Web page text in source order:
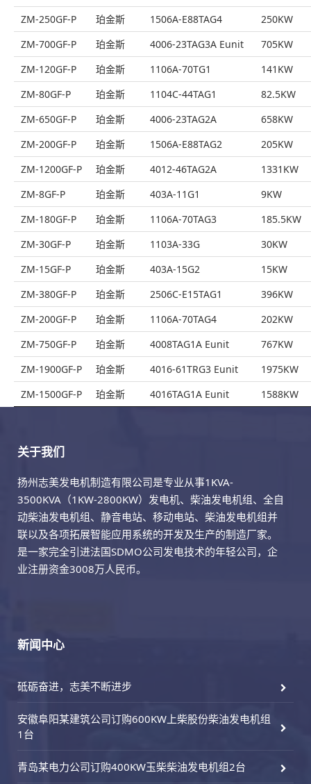
ZM-250GF-P
珀金斯 1506A-E88TAG4
250KW
ZM-700GF-P
珀金斯 4006-23TAG3A Eunit
705KW
ZM-120GF-P
珀金斯 1106A-70TG1
141KW
ZM-80GF-P
珀金斯 1104C-44TAG1
82.5KW
ZM-650GF-P
珀金斯 4006-23TAG2A
658KW
ZM-200GF-P
珀金斯 1506A-E88TAG2
205KW
ZM-1200GF-P
珀金斯 4012-46TAG2A
1331KW
ZM-8GF-P
珀金斯 403A-11G1
9KW
ZM-180GF-P
珀金斯 1106A-70TAG3
185.5KW
ZM-30GF-P
珀金斯 1103A-33G
30KW
ZM-15GF-P
珀金斯 403A-15G2
15KW
ZM-380GF-P
珀金斯 2506C-E15TAG1
396KW
ZM-200GF-P
珀金斯 1106A-70TAG4
202KW
ZM-750GF-P
珀金斯 4008TAG1A Eunit
767KW
ZM-1900GF-P
珀金斯 4016-61TRG3 Eunit
1975KW
ZM-1500GF-P
珀金斯 4016TAG1A Eunit 1588KW
关于我们
扬州志美发电机制造有限公司是专业从事1KVA-
3500KVA（1KW-2800KW）发电机、柴油发电机组、全自
动柴油发电机组、静音电站、移动电站、柴油发电机组并
联以及各项拓展智能应用系统的开发及生产的制造厂家。
是一家完全引进法国SDMO公司发电技术的年轻公司，企
业注册资金3008万人民币。
新闻中心
砥砺奋进，志美不断进步
安徽阜阳某建筑公司订购600KW上柴股份柴油发电机组
1台
青岛某电力公司订购400KW玉柴柴油发电机组2台